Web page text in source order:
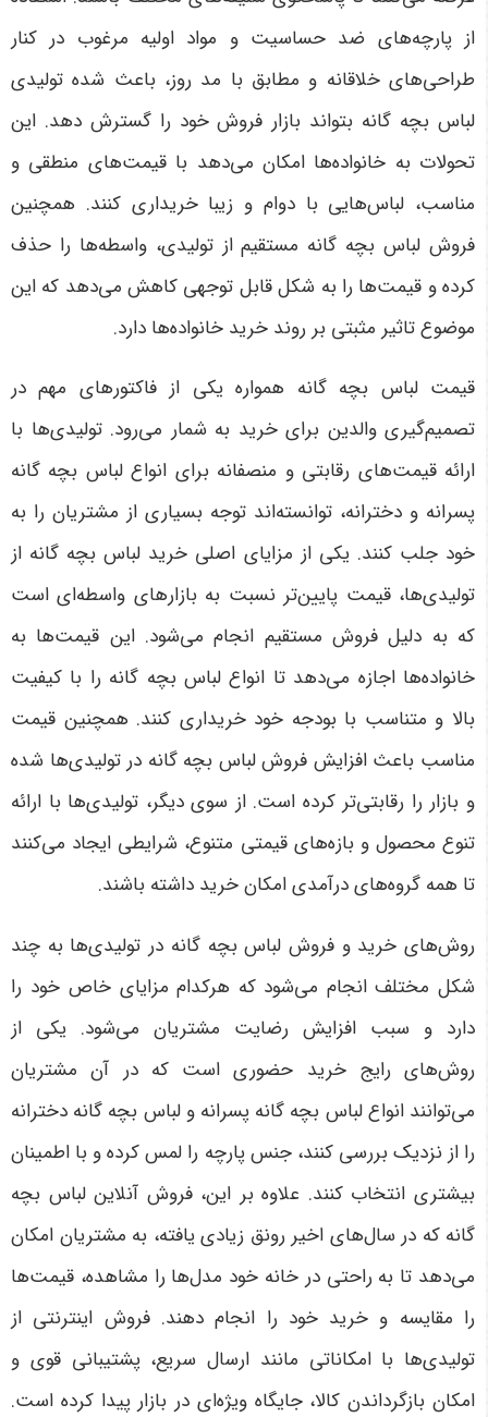
از پارچه‌های ضد حساسیت و مواد اولیه مرغوب در کنار
طراحی‌های خلاقانه و مطابق با مد روز، باعث شده تولیدی
لباس بچه گانه بتواند بازار فروش خود را گسترش دهد. این
تحولات به خانواده‌ها امکان می‌دهد با قیمت‌های منطقی و
مناسب، لباس‌هایی با دوام و زیبا خریداری کنند. همچنین
فروش لباس بچه گانه مستقیم از تولیدی، واسطه‌ها را حذف
کرده و قیمت‌ها را به شکل قابل توجهی کاهش می‌دهد که این
موضوع تاثیر مثبتی بر روند خرید خانواده‌ها دارد.
قیمت لباس بچه گانه همواره یکی از فاکتورهای مهم در
تصمیم‌گیری والدین برای خرید به شمار می‌رود. تولیدی‌ها با
ارائه قیمت‌های رقابتی و منصفانه برای انواع لباس بچه گانه
پسرانه و دخترانه، توانسته‌اند توجه بسیاری از مشتریان را به
خود جلب کنند. یکی از مزایای اصلی خرید لباس بچه گانه از
تولیدی‌ها، قیمت پایین‌تر نسبت به بازارهای واسطه‌ای است
که به دلیل فروش مستقیم انجام می‌شود. این قیمت‌ها به
خانواده‌ها اجازه می‌دهد تا انواع لباس بچه گانه را با کیفیت
بالا و متناسب با بودجه خود خریداری کنند. همچنین قیمت
مناسب باعث افزایش فروش لباس بچه گانه در تولیدی‌ها شده
و بازار را رقابتی‌تر کرده است. از سوی دیگر، تولیدی‌ها با ارائه
تنوع محصول و بازه‌های قیمتی متنوع، شرایطی ایجاد می‌کنند
تا همه گروه‌های درآمدی امکان خرید داشته باشند.
روش‌های خرید و فروش لباس بچه گانه در تولیدی‌ها به چند
شکل مختلف انجام می‌شود که هرکدام مزایای خاص خود را
دارد و سبب افزایش رضایت مشتریان می‌شود. یکی از
روش‌های رایج خرید حضوری است که در آن مشتریان
می‌توانند انواع لباس بچه گانه پسرانه و لباس بچه گانه دخترانه
را از نزدیک بررسی کنند، جنس پارچه را لمس کرده و با اطمینان
بیشتری انتخاب کنند. علاوه بر این، فروش آنلاین لباس بچه
گانه که در سال‌های اخیر رونق زیادی یافته، به مشتریان امکان
می‌دهد تا به راحتی در خانه خود مدل‌ها را مشاهده، قیمت‌ها
را مقایسه و خرید خود را انجام دهند. فروش اینترنتی از
تولیدی‌ها با امکاناتی مانند ارسال سریع، پشتیبانی قوی و
امکان بازگرداندن کالا، جایگاه ویژه‌ای در بازار پیدا کرده است.